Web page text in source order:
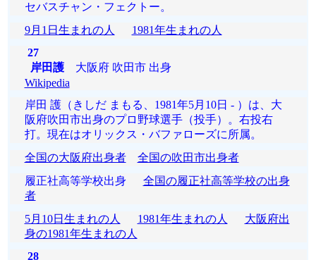
セバスチャン・フェクトー。
9月1日生まれの人
1981年生まれの人
27
岸田護大阪府 吹田市 出身
Wikipedia
岸田 護（きしだ まもる、1981年5月10日 - ）は、大
阪府吹田市出身のプロ野球選手（投手）。右投右
打。現在はオリックス・バファローズに所属。
全国の大阪府出身者
全国の吹田市出身者
履正社高等学校出身 全国の履正社高等学校の出身
者
5月10日生まれの人
1981年生まれの人
大阪府出
身の1981年生まれの人
28